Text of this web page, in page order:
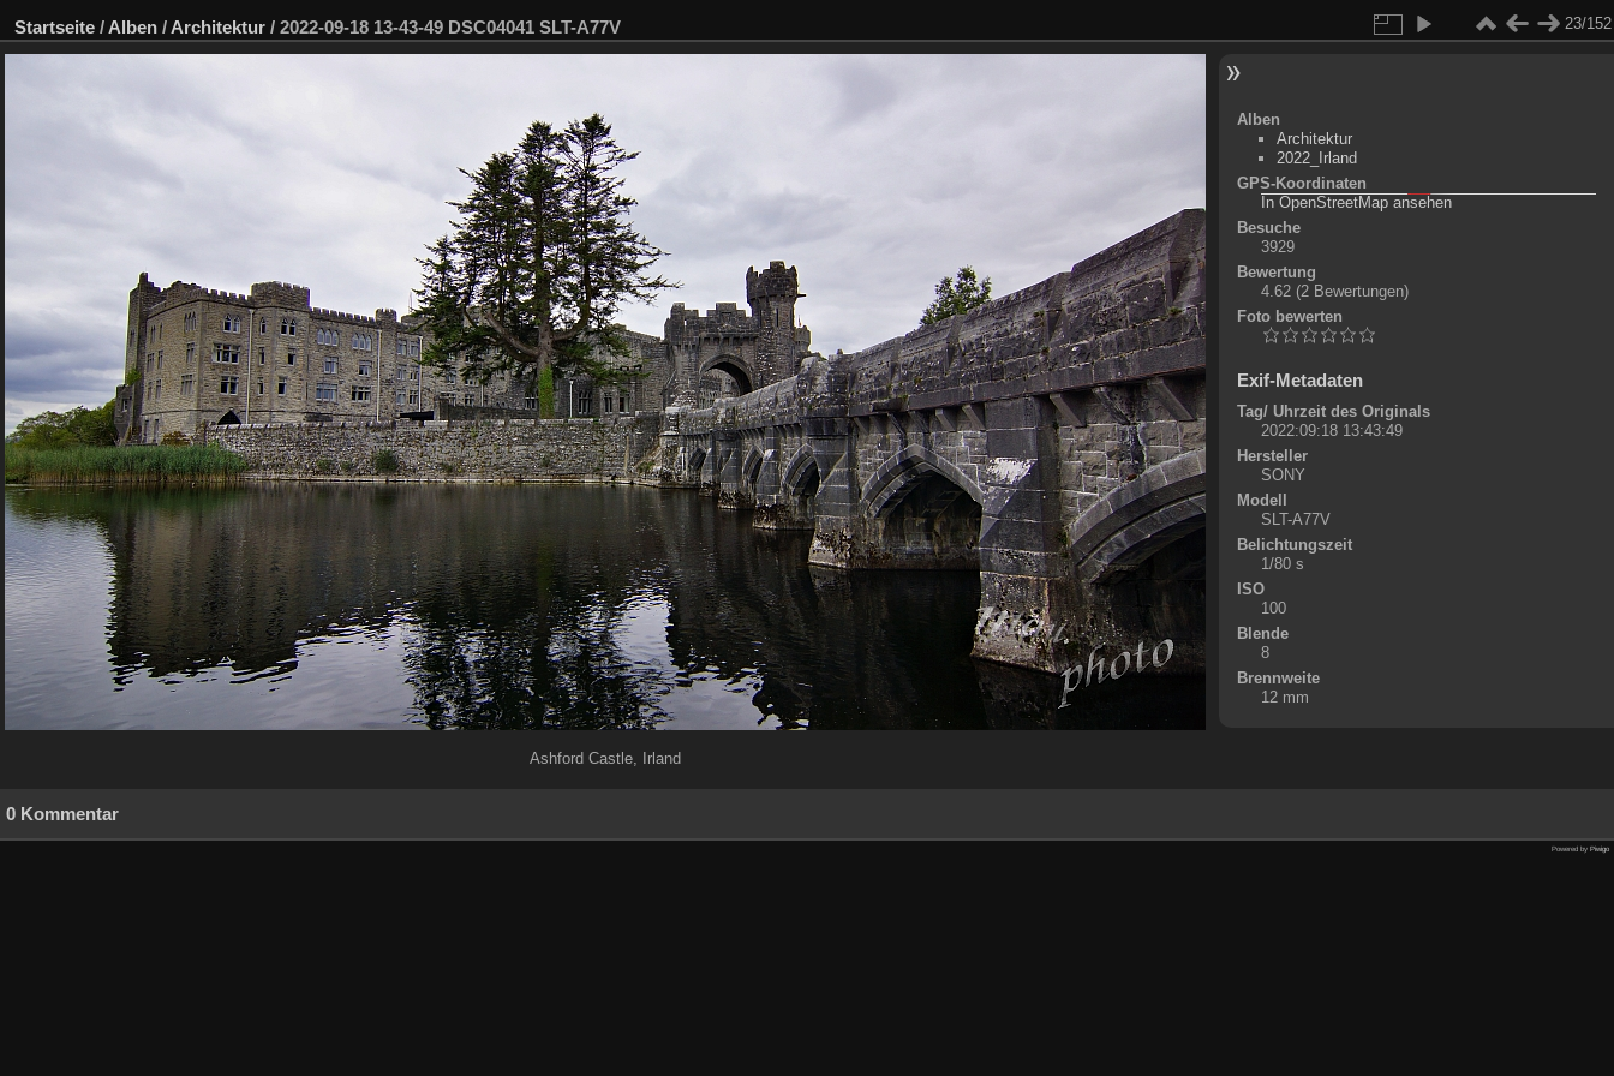
Startseite / Alben / Architektur / 2022-09-18 13-43-49 DSC04041 SLT-A77V 23/152
Ashford Castle, Irland
Alben
Architektur
2022_Irland
GPS-Koordinaten
+
-
©
In OpenStreetMap ansehen
Besuche
3929
Bewertung
4.62 (2 Bewertungen)
Foto bewerten
Exif-Metadaten
Tag/ Uhrzeit des Originals
2022:09:18 13:43:49
Hersteller
SONY
Modell
SLT-A77V
Belichtungszeit
1/80 s
ISO
100
Blende
8
Brennweite
12 mm
0 Kommentar
Powered by Piwigo